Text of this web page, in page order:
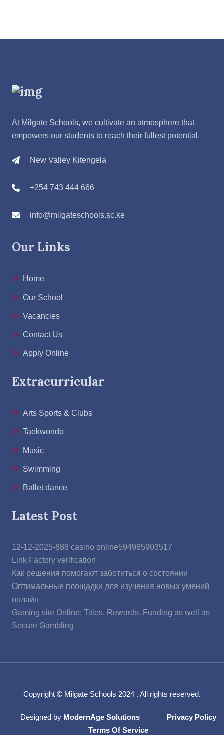
At Milgate Schools, we cultivate an atmosphere that
empowers our students to reach their fullest potential.
New Valley Kitengela
+254 743 444 666
info@milgateschools.sc.ke
Our Links
Home
Our School
Vacancies
Contact Us
Apply Online
Extracurricular
Arts Sports & Clubs
Taekwondo
Music
Swimming
Ballet dance
Latest Post
12-12-2025-888 casino online594985903517
Link Factory verification
Как решения помогают заботиться о состоянии
Оптимальные площадки для изучения новых умений
онлайн
Gaming site Online: Titles, Rewards, Funding as well as
Secure Gambling
Copyright © Milgate Schools 2024 . All rights reserved.
Designed by ModernAge Solutions
Privacy Policy
Terms Of Service